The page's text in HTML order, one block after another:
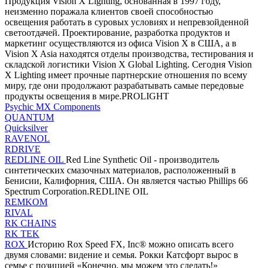
неизменно поражала клиентов своей способностью
освещения работать в суровых условиях и непревзойденной
светоотдачей. Проектирование, разработка продуктов и
маркетинг осуществляются из офиса Vision X в США, а в
Vision X Asia находятся отделы производства, тестирования и
складской логистики Vision X Global Lighting. Сегодня Vision
X Lighting имеет прочные партнерские отношения по всему
миру, где они продолжают разрабатывать самые передовые
продукты освещения в мире.PROLIGHT
Psychic MX Components
QUANTUM
Quicksilver
RAVENOL
RDRIVE
REDLINE OIL Red Line Synthetic Oil - производитель
синтетических смазочных материалов, расположенный в
Бенисии, Калифорния, США. Он является частью Phillips 66
Spectrum Corporation.REDLINE OIL
REMKOM
RIVAL
RK CHAINS
RK TEK
ROX Историю Rox Speed ​​FX, Inc® можно описать всего
двумя словами: видение и семья. Рокки Катсфорт вырос в
семье с позицией «Конечно, мы можем это сделать!»